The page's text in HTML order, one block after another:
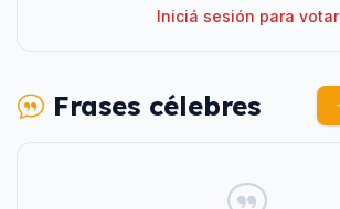
Iniciá sesión para votar
Frases célebres